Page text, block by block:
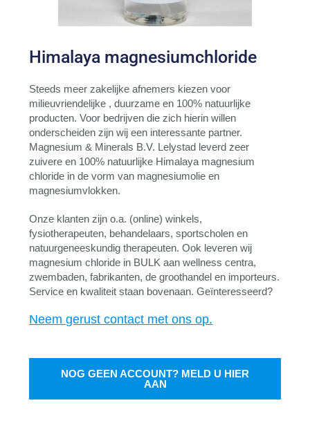
Himalaya magnesiumchloride
Steeds meer zakelijke afnemers kiezen voor
milieuvriendelijke , duurzame en 100% natuurlijke
producten. Voor bedrijven die zich hierin willen
onderscheiden zijn wij een interessante partner.
Magnesium & Minerals B.V. Lelystad leverd zeer
zuivere en 100% natuurlijke Himalaya magnesium
chloride in de vorm van magnesiumolie en
magnesiumvlokken.
Onze klanten zijn o.a. (online) winkels,
fysiotherapeuten, behandelaars, sportscholen en
natuurgeneeskundig therapeuten. Ook leveren wij
magnesium chloride in BULK aan wellness centra,
zwembaden, fabrikanten, de groothandel en importeurs.
Service en kwaliteit staan bovenaan. Geïnteresseerd?
Neem gerust contact met ons op.
NOG GEEN ACCOUNT? MELD U HIER
AAN